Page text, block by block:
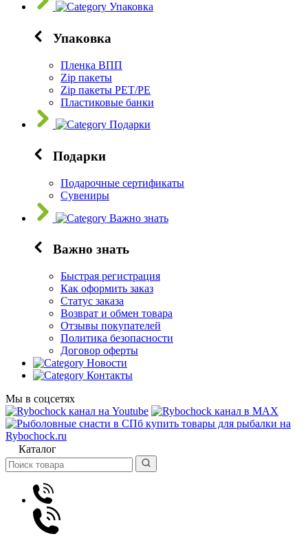
Упаковка
Упаковка
Пленка ВПП
Zip пакеты
Zip пакеты PET/PE
Пластиковые банки
Подарки
Подарки
Подарочные сертификаты
Сувениры
Важно знать
Важно знать
Быстрая регистрация
Как оформить заказ
Статус заказа
Возврат и обмен товара
Отзывы покупателей
Политика безопасности
Договор оферты
Новости
Контакты
Мы в соцсетях
Каталог